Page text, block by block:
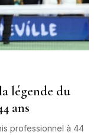
légende du
ans
professionnel à 44